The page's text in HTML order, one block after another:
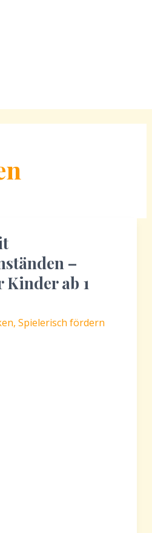
–
ab 1
, Spielerisch fördern